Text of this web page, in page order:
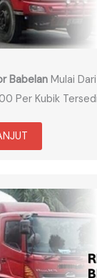
BabelanMulai
Per Kubik